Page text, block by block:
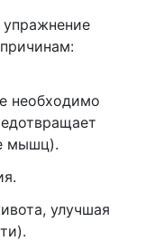
упражнение
необходимо
мышц).
улучшая